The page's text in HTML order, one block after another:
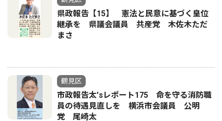
県政報告【15】 憲法と民意に基づく皇位
継承を 県議会議員 共産党 木佐木ただ
まさ
鶴見区
市政報告太'sレポート175 命を守る消防職
員の待遇見直しを 横浜市会議員 公明
党 尾崎太